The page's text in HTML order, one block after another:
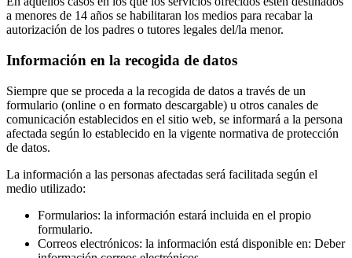
a menores de 14 años se habilitaran los medios para recabar la
autorización de los padres o tutores legales del/la menor.
Información en la recogida de datos
Siempre que se proceda a la recogida de datos a través de un
formulario (online o en formato descargable) u otros canales de
comunicación establecidos en el sitio web, se informará a la persona
afectada según lo establecido en la vigente normativa de protección
de datos.
La información a las personas afectadas será facilitada según el
medio utilizado:
Formularios: la información estará incluida en el propio
formulario.
Correos electrónicos: la información está disponible en: Deber